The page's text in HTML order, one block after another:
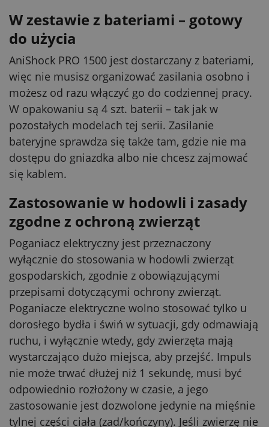
W zestawie z bateriami – gotowy
do użycia
AniShock PRO 1500 jest dostarczany z bateriami,
więc nie musisz organizować zasilania osobno i
możesz od razu włączyć go do codziennej pracy.
W opakowaniu są 4 szt. baterii – tak jak w
pozostałych modelach tej serii. Zasilanie
bateryjne sprawdza się także tam, gdzie nie ma
dostępu do gniazdka albo nie chcesz zajmować
się kablem.
Zastosowanie w hodowli i zasady
zgodne z ochroną zwierząt
Poganiacz elektryczny jest przeznaczony
wyłącznie do stosowania w hodowli zwierząt
gospodarskich, zgodnie z obowiązującymi
przepisami dotyczącymi ochrony zwierząt.
Poganiacze elektryczne wolno stosować tylko u
dorosłego bydła i świń w sytuacji, gdy odmawiają
ruchu, i wyłącznie wtedy, gdy zwierzęta mają
wystarczająco dużo miejsca, aby przejść. Impuls
nie może trwać dłużej niż 1 sekundę, musi być
odpowiednio rozłożony w czasie, a jego
zastosowanie jest dozwolone jedynie na mięśnie
tylnej części ciała (zad/kończyny). Jeśli zwierzę nie